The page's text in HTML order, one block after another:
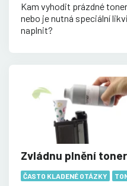
Kam vyhodit prázdné
nebo je nutná speciální
naplnit?
Zvládnu plnění
ČASTO KLADENÉ OTÁZKY